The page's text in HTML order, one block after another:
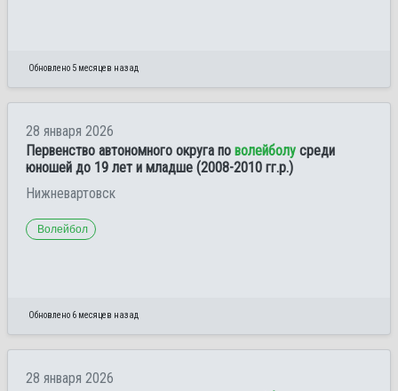
Обновлено 5 месяцев назад
28 января 2026
Первенство автономного округа по волейболу среди
юношей до 19 лет и младше (2008-2010 гг.р.)
Нижневартовск
Волейбол
Обновлено 6 месяцев назад
28 января 2026